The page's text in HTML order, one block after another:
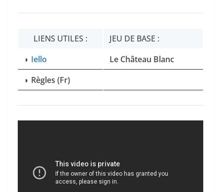
LIENS UTILES :
JEU DE BASE :
◗ Iello
Le Château Blanc
◗ Règles (Fr)